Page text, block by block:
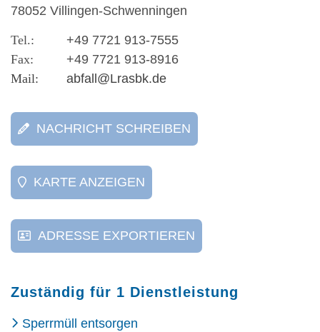
78052 Villingen-Schwenningen
+49 7721 913-7555
+49 7721 913-8916
abfall@Lrasbk.de
NACHRICHT SCHREIBEN
KARTE ANZEIGEN
ADRESSE EXPORTIEREN
Zuständig für 1 Dienstleistung
Sperrmüll entsorgen